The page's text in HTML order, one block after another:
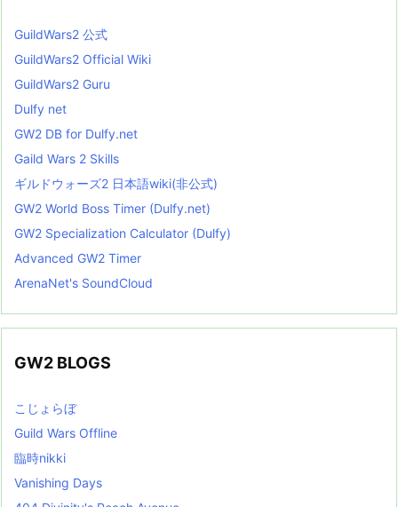
GuildWars2 公式
GuildWars2 Official Wiki
GuildWars2 Guru
Dulfy net
GW2 DB for Dulfy.net
Gaild Wars 2 Skills
ギルドウォーズ2 日本語wiki(非公式)
GW2 World Boss Timer (Dulfy.net)
GW2 Specialization Calculator (Dulfy)
Advanced GW2 Timer
ArenaNet's SoundCloud
GW2 BLOGS
こじょらぼ
Guild Wars Offline
臨時nikki
Vanishing Days